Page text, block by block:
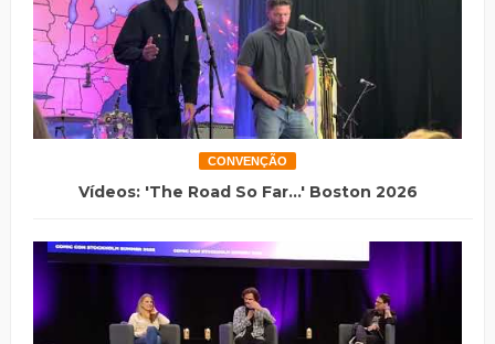
CONVENÇÃO
Vídeos: 'The Road So Far...' Boston 2026